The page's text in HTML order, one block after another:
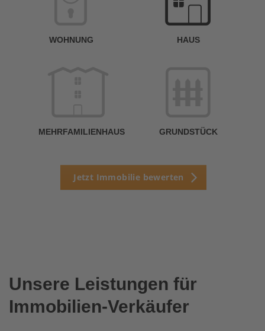
WOHNUNG HAUS
MEHRFAMILIENHAUS GRUNDSTÜCK
Jetzt Immobilie bewerten
Unsere Leistungen für
Immobilien-Verkäufer